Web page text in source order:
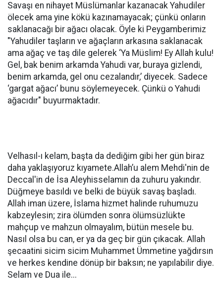
Savaşı en nihayet Müslümanlar kazanacak Yahudiler
ölecek ama yine kökü kazınamayacak; çünkü onların
saklanacağı bir ağacı olacak. Öyle ki Peygamberimiz
"Yahudiler taşların ve ağaçların arkasına saklanacak
ama ağaç ve taş dile gelerek ‘Ya Müslim! Ey Allah kulu!
Gel, bak benim arkamda Yahudi var, buraya gizlendi,
benim arkamda, gel onu cezalandır,’ diyecek. Sadece
‘gargat ağacı’ bunu söylemeyecek. Çünkü o Yahudi
ağacıdır" buyurmaktadır.
Velhasıl-ı kelam, başta da dediğim gibi her gün biraz
daha yaklaşıyoruz kıyamete.Allah’u alem Mehdi'nin de
Deccal'in de İsa Aleyhisselamın da zuhuru yakındır.
Düğmeye basıldı ve belki de büyük savaş başladı.
Allah iman üzere, İslama hizmet halinde ruhumuzu
kabzeylesin; zira ölümden sonra ölümsüzlükte
mahçup ve mahzun olmayalım, bütün mesele bu.
Nasıl olsa bu can, er ya da geç bir gün çıkacak. Allah
şecaatini sicim sicim Muhammet Ümmetine yağdırsın
ve herkes kendine dönüp bir baksın; ne yapılabilir diye.
Selam ve Dua ile...